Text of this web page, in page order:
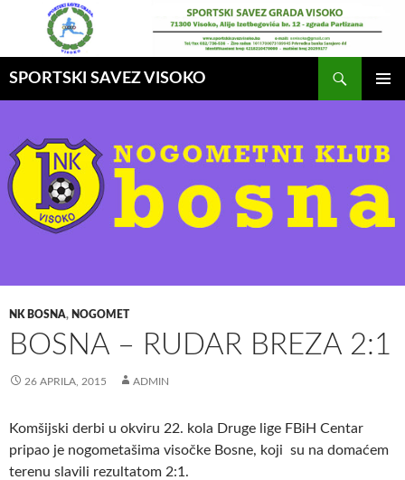
SPORTSKI SAVEZ VISOKO
NK BOSNA, NOGOMET
BOSNA – RUDAR BREZA 2:1
26 APRILA, 2015 ADMIN
Komšijski derbi u okviru 22. kola Druge lige FBiH Centar
pripao je nogometašima visočke Bosne, koji su na domaćem
terenu slavili rezultatom 2:1.